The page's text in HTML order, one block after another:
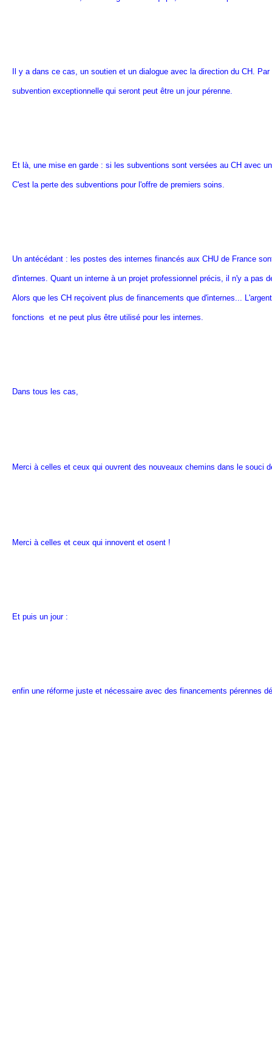
Il y a dans ce cas, un soutien et un dialogue avec la direction du CH.
subvention exceptionnelle qui seront peut être un jour pérenne.
Et là, une mise en garde : si les subventions sont versées au CH avec
C'est la perte des subventions pour l'offre de premiers soins.
Un antécédant : les postes des internes financés aux CHU de France
d'internes. Quant un interne à un projet professionnel précis, il n'y a pas
Alors que les CH reçoivent plus de financements que d'internes...
fonctions et ne peut plus être utilisé pour les internes.
Dans tous les cas,
Merci à celles et ceux qui ouvrent des nouveaux chemins dans le souci
Merci à celles et ceux qui innovent et osent !
Et puis un jour :
enfin une réforme juste et nécessaire avec des financements pérennes